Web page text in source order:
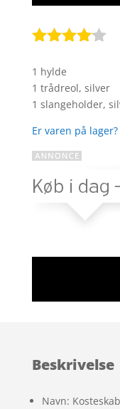
som
ud af 5
baseret
på
kundebed
ømmels
er
1 hylde
1 trådreol, silver
1 slangeholder,
Er varen på
Beskrivelse
Navn: